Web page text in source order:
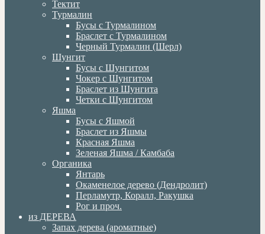
Тектит
Турмалин
Бусы с Турмалином
Браслет с Турмалином
Черный Турмалин (Шерл)
Шунгит
Бусы с Шунгитом
Чокер с Шунгитом
Браслет из Шунгита
Четки с Шунгитом
Яшма
Бусы с Яшмой
Браслет из Яшмы
Красная Яшма
Зеленая Яшма / Камбаба
Органика
Янтарь
Окаменелое дерево (Дендролит)
Перламутр, Коралл, Ракушка
Рог и проч.
из ДЕРЕВА
Запах дерева (ароматные)